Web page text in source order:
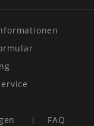
FAQ